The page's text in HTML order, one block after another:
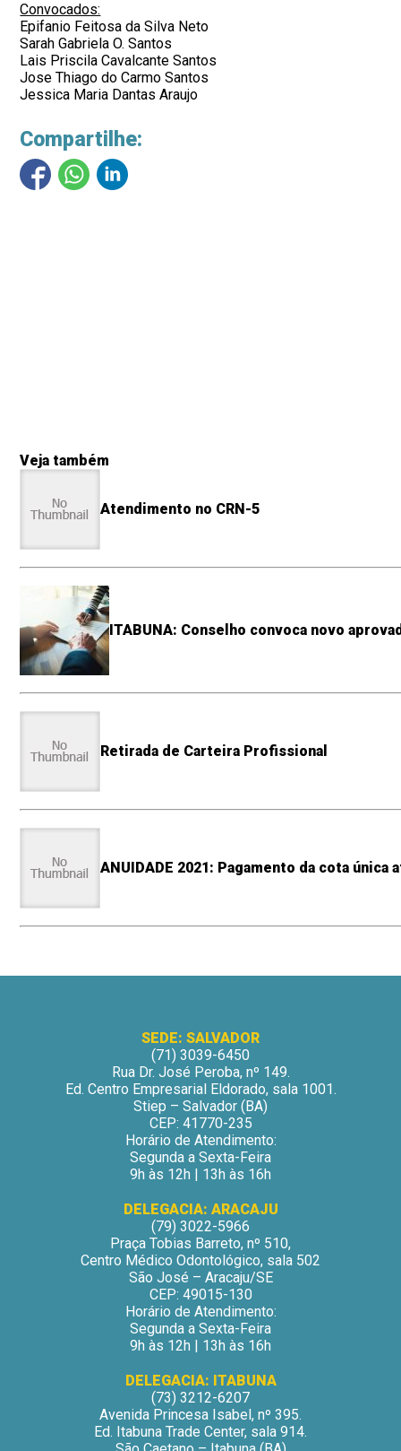
Convocados:
Epifanio Feitosa da Silva Neto
Sarah Gabriela O. Santos
Lais Priscila Cavalcante Santos
Jose Thiago do Carmo Santos
Jessica Maria Dantas Araujo
Compartilhe:
Veja também
Atendimento no CRN-5
ITABUNA: Conselho convoca novo
Retirada de Carteira Profissional
ANUIDADE 2021: Pagamento da cota única
SEDE: SALVADOR
(71) 3039-6450
Rua Dr. José Peroba, nº 149.
Ed. Centro Empresarial Eldorado, sala 1001.
Stiep – Salvador (BA)
CEP: 41770-235
Horário de Atendimento:
Segunda a Sexta-Feira
9h às 12h | 13h às 16h
DELEGACIA: ARACAJU
(79) 3022-5966
Praça Tobias Barreto, nº 510,
Centro Médico Odontológico, sala 502
São José – Aracaju/SE
CEP: 49015-130
Horário de Atendimento:
Segunda a Sexta-Feira
9h às 12h | 13h às 16h
DELEGACIA: ITABUNA
(73) 3212-6207
Avenida Princesa Isabel, nº 395.
Ed. Itabuna Trade Center, sala 914.